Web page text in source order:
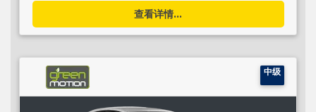
查看详情...
中级